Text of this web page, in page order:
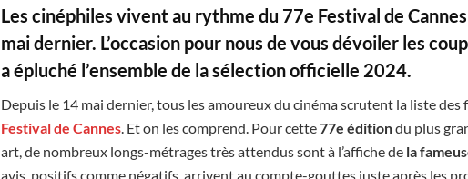
Les cinéphiles vivent au rythme du 77e Festival de
mai dernier. L’occasion pour nous de vous dévoiler les
a épluché l’ensemble de la sélection officielle 2024.
Depuis le 14 mai dernier, tous les amoureux du cinéma scrutent la liste
Festival de Cannes. Et on les comprend. Pour cette77e éditiondu plus
art, de nombreux longs-métrages très attendus sont à l’affiche de la
avis, positifs comme négatifs, arrivent au compte-gouttes juste après les